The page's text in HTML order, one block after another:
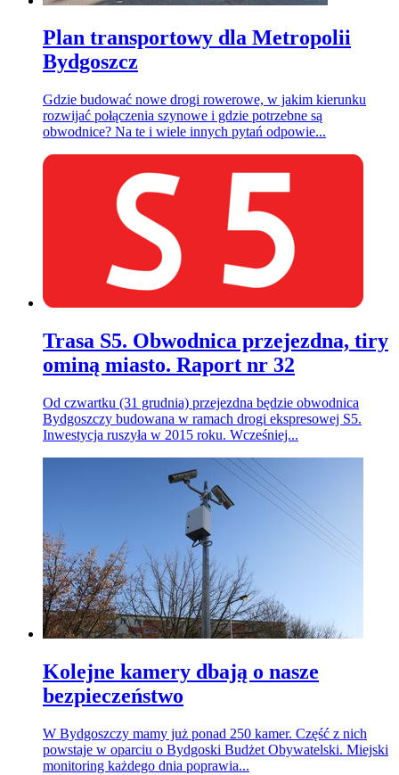
Plan transportowy dla Metropolii
Bydgoszcz
Gdzie budować nowe drogi rowerowe, w jakim kierunku
rozwijać połączenia szynowe i gdzie potrzebne są
obwodnice? Na te i wiele innych pytań odpowie...
Trasa S5. Obwodnica przejezdna, tiry
ominą miasto. Raport nr 32
Od czwartku (31 grudnia) przejezdna będzie obwodnica
Bydgoszczy budowana w ramach drogi ekspresowej S5.
Inwestycja ruszyła w 2015 roku. Wcześniej...
Kolejne kamery dbają o nasze
bezpieczeństwo
W Bydgoszczy mamy już ponad 250 kamer. Część z nich
powstaje w oparciu o Bydgoski Budżet Obywatelski. Miejski
monitoring każdego dnia poprawia...